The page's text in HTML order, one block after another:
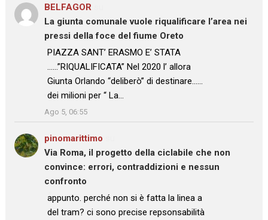
BELFAGOR
La giunta comunale vuole riqualificare l’area nei
pressi della foce del fiume Oreto
: “
PIAZZA SANT’ ERASMO E’ STATA
……”RIQUALIFICATA” Nel 2020 l’ allora
Giunta Orlando “deliberò” di destinare……
dei milioni per “ La…
”
Ago 5, 06:55
pinomarittimo
Via Roma, il progetto della ciclabile che non
convince: errori, contraddizioni e nessun
confronto
: “
appunto. perché non si è fatta la linea a
del tram? ci sono precise repsonsabilità